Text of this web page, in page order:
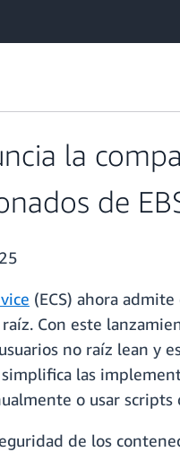
la
de
(ECS) ahora
Con este
no raíz lean y
las
o usar
de los